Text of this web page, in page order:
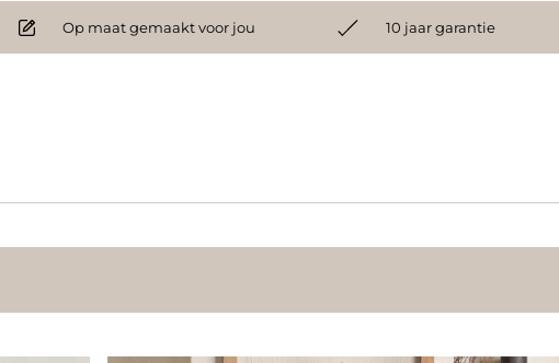
Op maat gemaakt voor jou 10 jaar garantie